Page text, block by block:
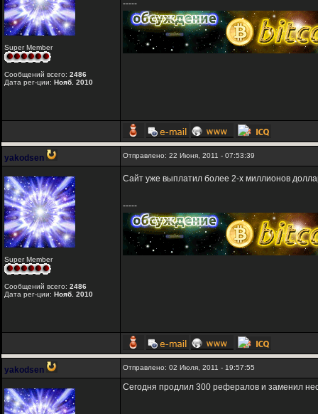
Super Member
Сообщений всего: 2486
Дата рег-ции: Нояб. 2010
-----
yakodsen Отправлено: 22 Июня, 2011 - 07:53:39
Super Member
Сообщений всего: 2486
Дата рег-ции: Нояб. 2010
Сайт уже выплатил более 2-х миллионов
-----
yakodsen Отправлено: 02 Июля, 2011 - 19:57:55
Сегодня продлил 300 рефералов и заменил